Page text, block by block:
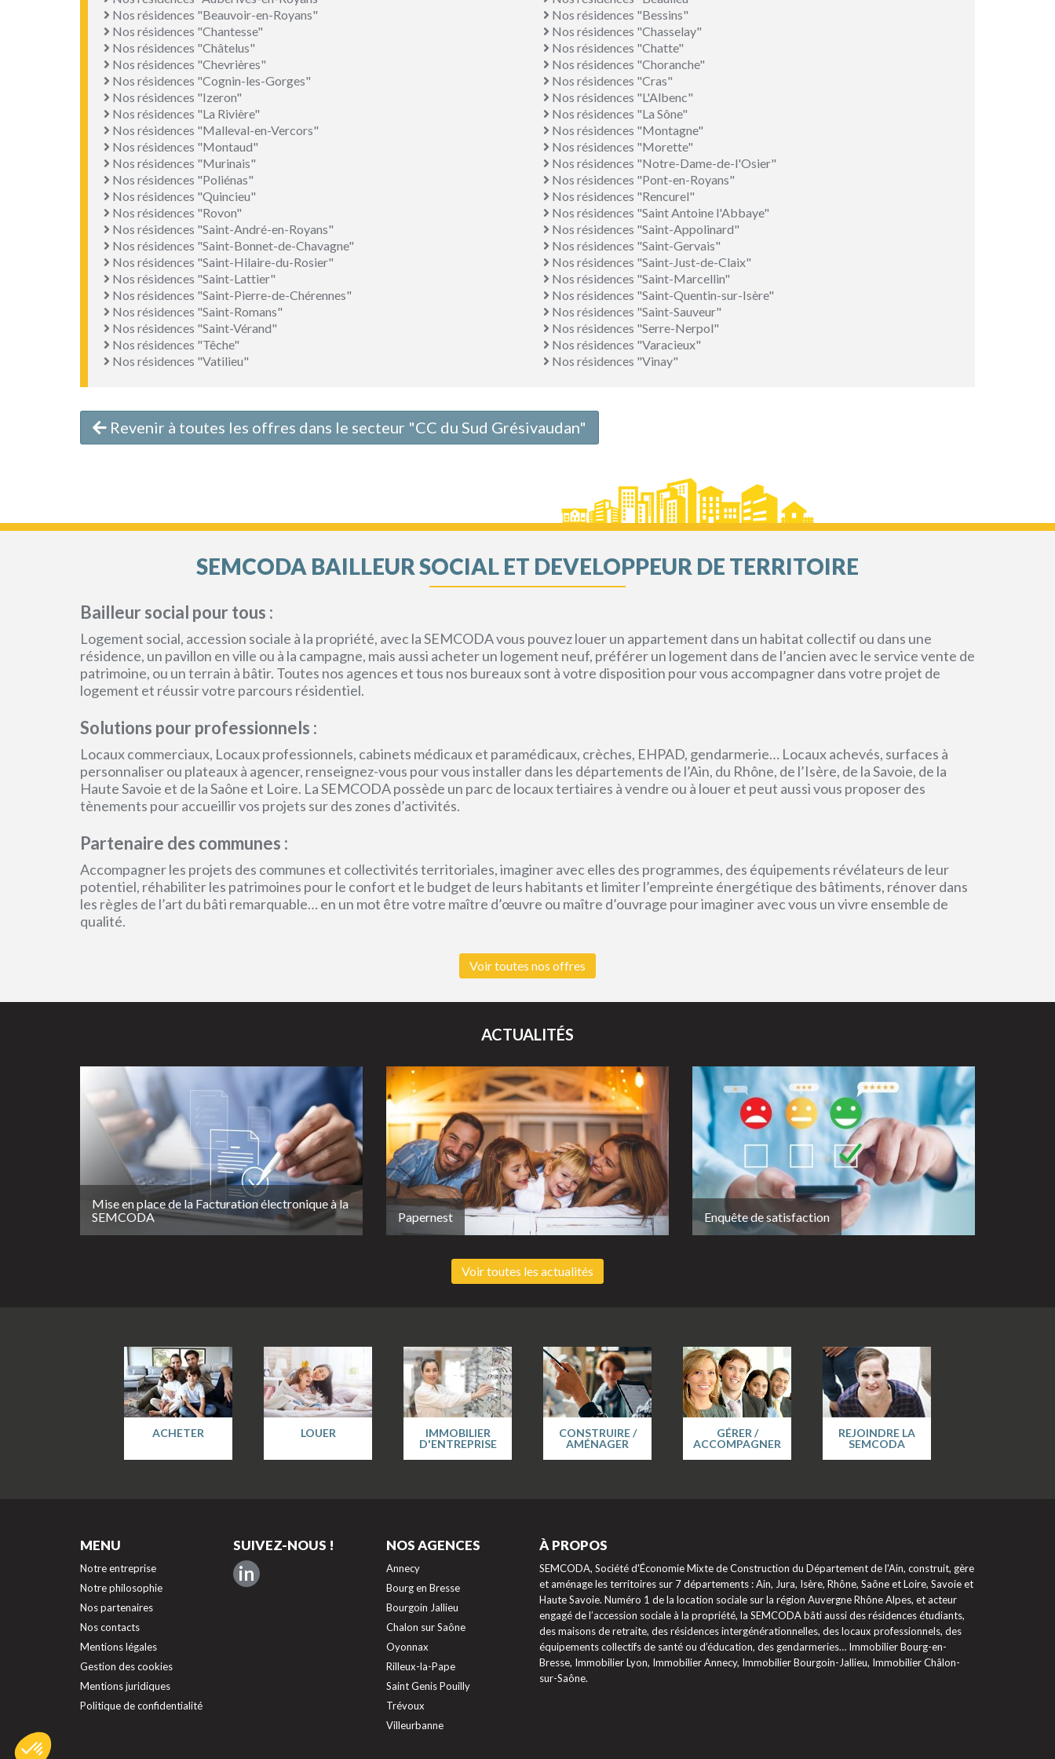
Nos résidences "Beauvoir-en-Royans"
Nos résidences "Bessins"
Nos résidences "Chantesse"
Nos résidences "Chasselay"
Nos résidences "Châtelus"
Nos résidences "Chatte"
Nos résidences "Chevrières"
Nos résidences "Choranche"
Nos résidences "Cognin-les-Gorges"
Nos résidences "Cras"
Nos résidences "Izeron"
Nos résidences "L'Albenc"
Nos résidences "La Rivière"
Nos résidences "La Sône"
Nos résidences "Malleval-en-Vercors"
Nos résidences "Montagne"
Nos résidences "Montaud"
Nos résidences "Morette"
Nos résidences "Murinais"
Nos résidences "Notre-Dame-de-l'Osier"
Nos résidences "Poliénas"
Nos résidences "Pont-en-Royans"
Nos résidences "Quincieu"
Nos résidences "Rencurel"
Nos résidences "Rovon"
Nos résidences "Saint Antoine l'Abbaye"
Nos résidences "Saint-André-en-Royans"
Nos résidences "Saint-Appolinard"
Nos résidences "Saint-Bonnet-de-Chavagne"
Nos résidences "Saint-Gervais"
Nos résidences "Saint-Hilaire-du-Rosier"
Nos résidences "Saint-Just-de-Claix"
Nos résidences "Saint-Lattier"
Nos résidences "Saint-Marcellin"
Nos résidences "Saint-Pierre-de-Chérennes"
Nos résidences "Saint-Quentin-sur-Isère"
Nos résidences "Saint-Romans"
Nos résidences "Saint-Sauveur"
Nos résidences "Saint-Vérand"
Nos résidences "Serre-Nerpol"
Nos résidences "Têche"
Nos résidences "Varacieux"
Nos résidences "Vatilieu"
Nos résidences "Vinay"
Revenir à toutes les offres dans le secteur "CC du Sud Grésivaudan"
SEMCODA BAILLEUR SOCIAL ET DEVELOPPEUR DE TERRITOIRE
Bailleur social pour tous :
Logement social, accession sociale à la propriété, avec la SEMCODA vous pouvez louer un appartement dans un habitat collectif ou dans une
résidence, un pavillon en ville ou à la campagne, mais aussi acheter un logement neuf, préférer un logement dans de l’ancien avec le service vente de
patrimoine, ou un terrain à bâtir. Toutes nos agences et tous nos bureaux sont à votre disposition pour vous accompagner dans votre projet de
logement et réussir votre parcours résidentiel.
Solutions pour professionnels :
Locaux commerciaux, Locaux professionnels, cabinets médicaux et paramédicaux, crèches, EHPAD, gendarmerie… Locaux achevés, surfaces à
personnaliser ou plateaux à agencer, renseignez-vous pour vous installer dans les départements de l’Ain, du Rhône, de l’Isère, de la Savoie, de la
Haute Savoie et de la Saône et Loire. La SEMCODA possède un parc de locaux tertiaires à vendre ou à louer et peut aussi vous proposer des
tènements pour accueillir vos projets sur des zones d’activités.
Partenaire des communes :
Accompagner les projets des communes et collectivités territoriales, imaginer avec elles des programmes, des équipements révélateurs de leur
potentiel, réhabiliter les patrimoines pour le confort et le budget de leurs habitants et limiter l’empreinte énergétique des bâtiments, rénover dans
les règles de l’art du bâti remarquable… en un mot être votre maître d’œuvre ou maître d’ouvrage pour imaginer avec vous un vivre ensemble de
qualité.
Voir toutes nos offres
ACTUALITÉS
Mise en place de la Facturation électronique à la
SEMCODA
Papernest Enquête de satisfaction
Voir toutes les actualités
ACHETER LOUER
IMMOBILIER
D'ENTREPRISE
CONSTRUIRE /
AMÉNAGER
GÉRER /
ACCOMPAGNER
REJOINDRE LA
SEMCODA
MENU
Notre entreprise
Notre philosophie
Nos partenaires
Nos contacts
Mentions légales
Gestion des cookies
Mentions juridiques
Politique de confidentialité
SUIVEZ-NOUS !
in
NOS AGENCES
Annecy
Bourg en Bresse
Bourgoin Jallieu
Chalon sur Saône
Oyonnax
Rilleux-la-Pape
Saint Genis Pouilly
Trévoux
Villeurbanne
À PROPOS
SEMCODA, Société d'Économie Mixte de Construction du Département de l'Ain, construit, gère
et aménage les territoires sur 7 départements : Ain, Jura, Isère, Rhône, Saône et Loire, Savoie et
Haute Savoie. Numéro 1 de la location sociale sur la région Auvergne Rhône Alpes, et acteur
engagé de l’accession sociale à la propriété, la SEMCODA bâti aussi des résidences étudiants,
des maisons de retraite, des résidences intergénérationnelles, des locaux professionnels, des
équipements collectifs de santé ou d’éducation, des gendarmeries… Immobilier Bourg-en-
Bresse, Immobilier Lyon, Immobilier Annecy, Immobilier Bourgoin-Jallieu, Immobilier Châlon-
sur-Saône.
Notre plateforme vous permet d'adapter et de gérer vos paramètres de confidentialité, en garantissant la conformité avec les réglementations. Personnalisez vos préférences pour contrôler la